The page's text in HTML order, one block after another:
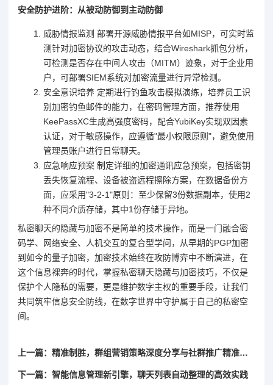
安全防护进阶：从被动防御到主动防御
威胁情报监测 部署开源威胁情报平台如MISP，可实时监
测针对加密协议的攻击动态，结合Wireshark抓包分析，
可检测是否存在中间人攻击（MITM）迹象，对于企业用
户，可部署SIEM系统对加密流量进行异常检测。
安全意识培养 定期进行钓鱼攻击模拟演练，培养员工识
别加密钓鱼邮件的能力，在密码管理方面，推荐使用
KeePassXC生成高强度密码，配合YubiKey实现双因素
认证，对于敏感操作，应遵循"最小权限原则"，避免使用
管理员账户进行日常聊天。
应急响应预案 制定详细的加密通讯应急预案，包括密钥
丢失恢复流程、设备被盗远程擦除方案，在数据备份方
面，应采用"3-2-1"原则：至少保留3份数据副本，使用2
种不同介质存储，其中1份存储于异地。
私密聊天的隐藏与加密不是简单的技术操作，而是一门融合密
码学、网络安全、人机交互的复合型学问，从早期的PGP加密
到如今的量子加密，加密技术始终在攻防博弈中不断演进，在
这个信息裸奔的时代，掌握私密聊天隐藏与加密技巧，不仅是
保护个人隐私的需要，更是维护数字主权的重要手段，让我们
共同筑牢信息安全防线，在数字世界中守护属于自己的私密空
间。
上一篇：精准制胜，群组营销策略深度分享与社群推广精准度提升实战指南
下一篇：智能信息管理新引擎，聊天列表自动整理的高效实践